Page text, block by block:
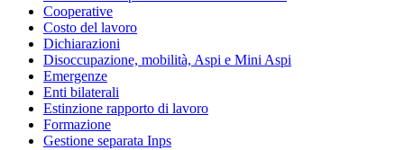
Cooperative
Costo del lavoro
Dichiarazioni
Disoccupazione, mobilità, Aspi e Mini Aspi
Emergenze
Enti bilaterali
Estinzione rapporto di lavoro
Formazione
Gestione separata Inps